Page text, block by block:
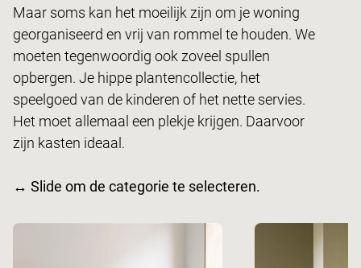
Maar soms kan het moeilijk zijn om je woning
georganiseerd en vrij van rommel te houden. We
moeten tegenwoordig ook zoveel spullen
opbergen. Je hippe plantencollectie, het
speelgoed van de kinderen of het nette servies.
Het moet allemaal een plekje krijgen. Daarvoor
zijn kasten ideaal.
↔ Slide om de categorie te selecteren.